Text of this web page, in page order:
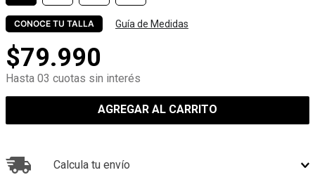
CONOCE TU TALLA Guía de Medidas
$79.990
Hasta 03 cuotas sin interés
AGREGAR AL CARRITO
Calcula tu envío